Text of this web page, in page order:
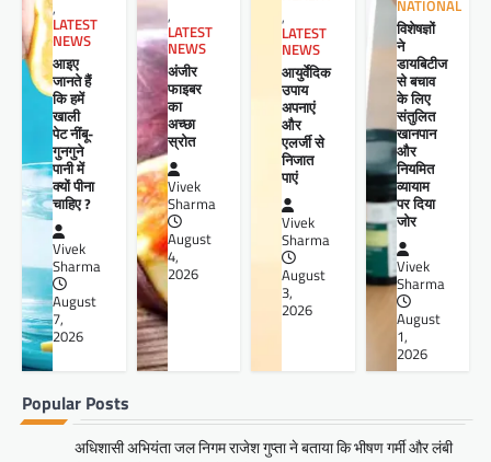
,
LATEST
NEWS
आइए
जानते हैं
कि हमें
खाली
पेट नींबू-
गुनगुने
पानी में
क्यों पीना
चाहिए ?
Vivek
Sharma
August
7,
2026
,
LATEST
NEWS
अंजीर
फाइबर
का
अच्छा
स्रोत
Vivek
Sharma
August
4,
2026
,
LATEST
NEWS
आयुर्वेदिक
उपाय
अपनाएं
और
एलर्जी से
निजात
पाएं
Vivek
Sharma
August
3,
2026
NATIONAL
विशेषज्ञों
ने
डायबिटीज
से बचाव
के लिए
संतुलित
खानपान
और
नियमित
व्यायाम
पर दिया
जोर
Vivek
Sharma
August
1,
2026
Popular Posts
अधिशासी अभियंता जल निगम राजेश गुप्ता ने बताया कि भीषण गर्मी और लंबी